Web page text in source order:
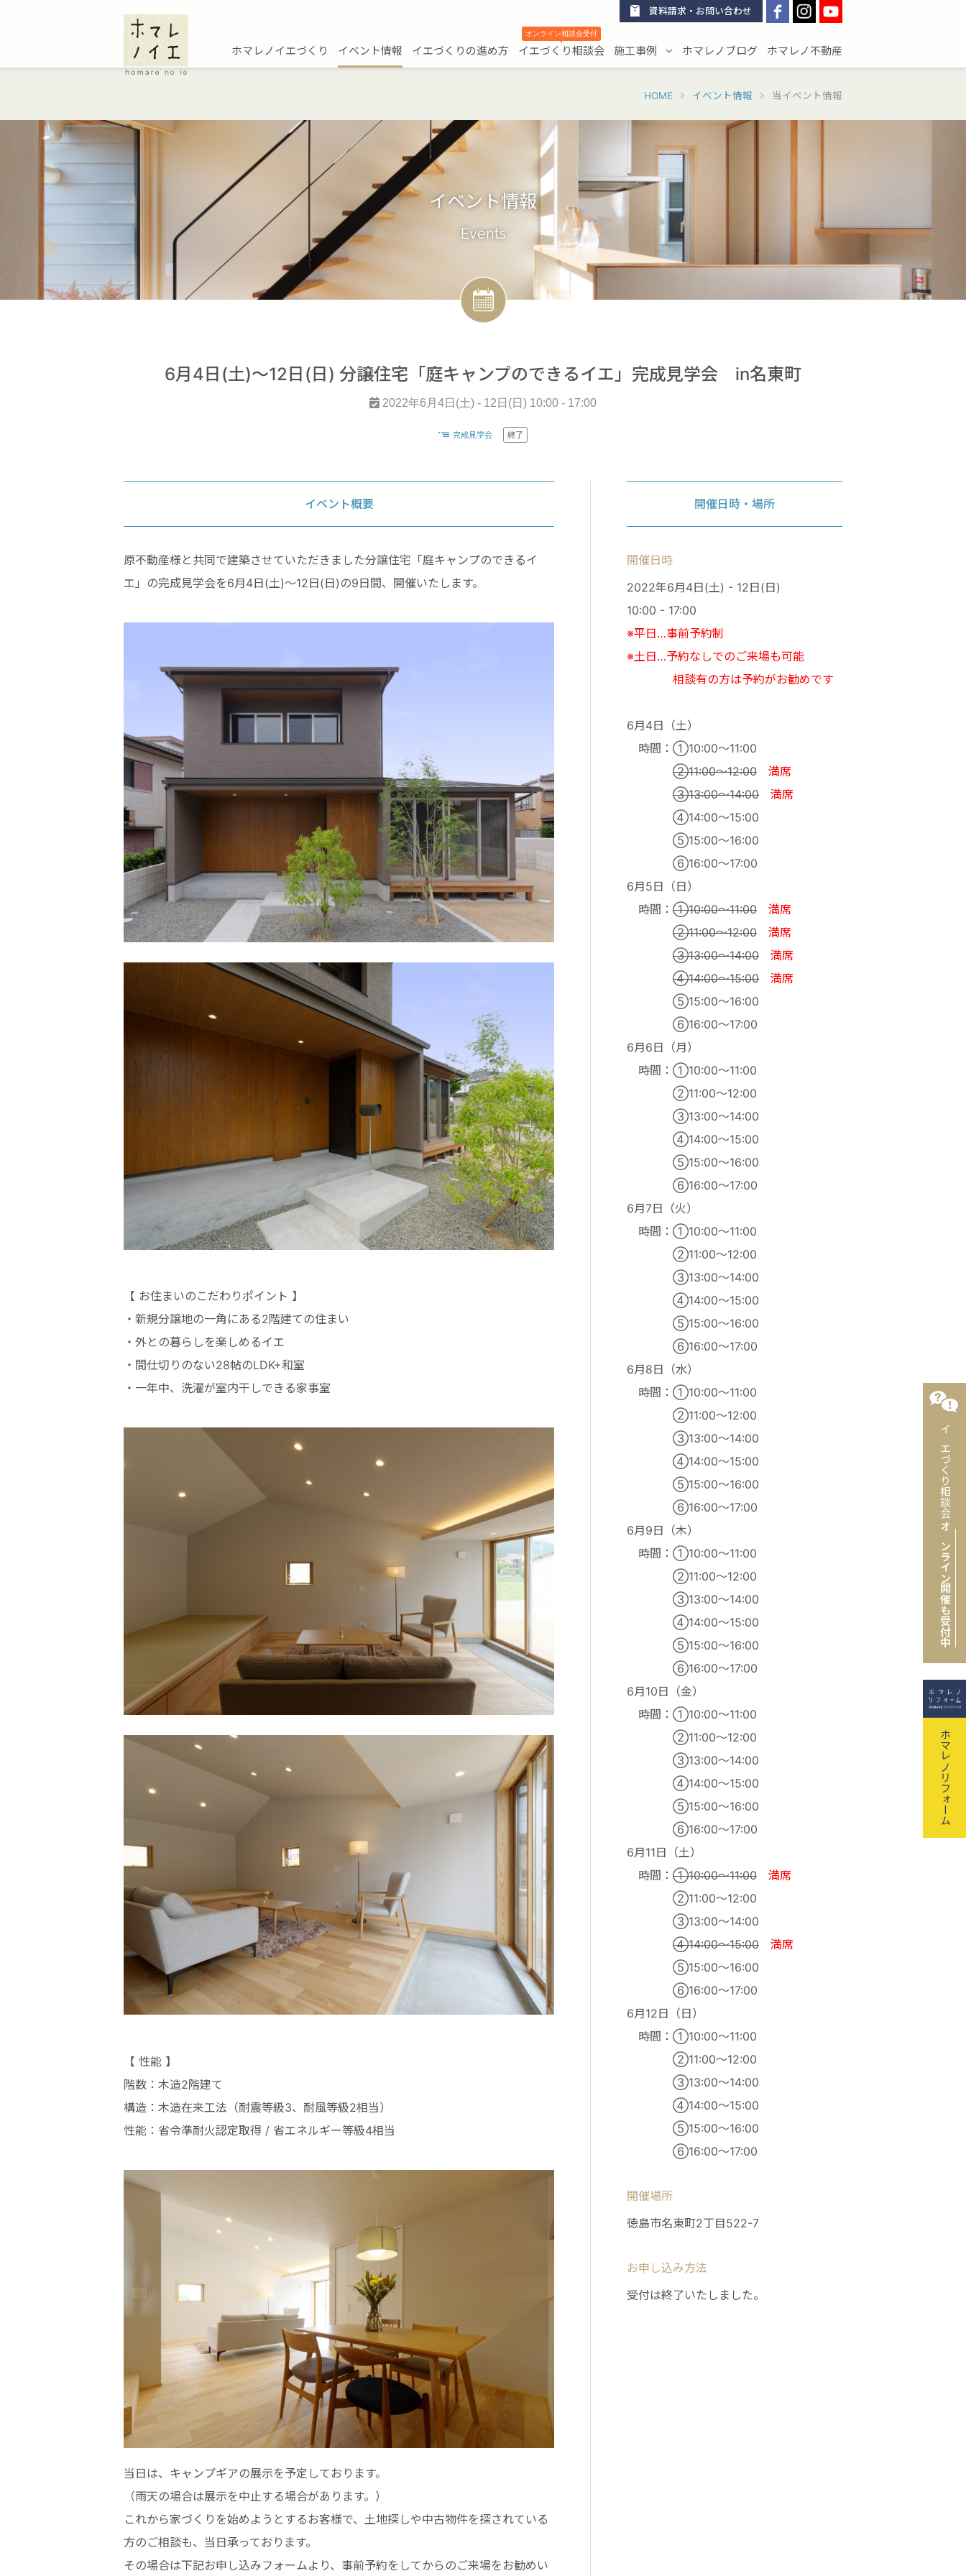
資料請求・お問い合わせ
ホマレノイエづくり イベント情報 イエづくりの進め方
オンライン相談会受付
▼
イエづくり相談会 施工事例 ホマレノブログ ホマレノ不動産
HOME イベント情報 当イベント情報
イベント情報
Events
6月4日(土)～12日(日) 分譲住宅「庭キャンプのできるイエ」完成見学会 in名東町
2022年6月4日(土) - 12日(日) 10:00 - 17:00
完成見学会 終了
イベント概要
原不動産様と共同で建築させていただきました分譲住宅「庭キャンプのできるイ
エ」の完成見学会を6月4日(土)～12日(日)の9日間、開催いたします。
【 お住まいのこだわりポイント 】
・新規分譲地の一角にある2階建ての住まい
・外との暮らしを楽しめるイエ
・間仕切りのない28帖のLDK+和室
・一年中、洗濯が室内干しできる家事室
【 性能 】
階数：木造2階建て
構造：木造在来工法（耐震等級3、耐風等級2相当）
性能：省令準耐火認定取得 / 省エネルギー等級4相当
当日は、キャンプギアの展示を予定しております。
（雨天の場合は展示を中止する場合があります。）
これから家づくりを始めようとするお客様で、土地探しや中古物件を探されている
方のご相談も、当日承っております。
その場合は下記お申し込みフォームより、事前予約をしてからのご来場をお勧めい
開催日時・場所
開催日時
2022年6月4日(土) - 12日(日)
10:00 - 17:00
※平日…事前予約制
※土日…予約なしでのご来場も可能
相談有の方は予約がお勧めです
6月4日（土）
時間：①10:00～11:00
②11:00～12:00
満席
③13:00～14:00
満席
④14:00～15:00
⑤15:00～16:00
⑥16:00～17:00
6月5日（日）
時間： ①10:00～11:00
満席
②11:00～12:00
満席
③13:00～14:00
満席
④14:00～15:00
満席
⑤15:00～16:00
⑥16:00～17:00
6月6日（月）
時間：①10:00～11:00
②11:00～12:00
③13:00～14:00
④14:00～15:00
⑤15:00～16:00
⑥16:00～17:00
6月7日（火）
時間：①10:00～11:00
②11:00～12:00
③13:00～14:00
④14:00～15:00
⑤15:00～16:00
⑥16:00～17:00
6月8日（水）
時間：①10:00～11:00
②11:00～12:00
③13:00～14:00
④14:00～15:00
⑤15:00～16:00
⑥16:00～17:00
6月9日（木）
時間：①10:00～11:00
②11:00～12:00
③13:00～14:00
④14:00～15:00
⑤15:00～16:00
⑥16:00～17:00
6月10日（金）
時間：①10:00～11:00
②11:00～12:00
③13:00～14:00
④14:00～15:00
⑤15:00～16:00
⑥16:00～17:00
6月11日（土）
時間： ①10:00～11:00
満席
②11:00～12:00
③13:00～14:00
④14:00～15:00
満席
⑤15:00～16:00
⑥16:00～17:00
6月12日（日）
時間：①10:00～11:00
②11:00～12:00
③13:00～14:00
④14:00～15:00
⑤15:00～16:00
⑥16:00～17:00
開催場所
徳島市名東町2丁目522-7
お申し込み方法
受付は終了いたしました。
イエづくり相談会
オンライン開催
も受付中
ホマレノリフォーム